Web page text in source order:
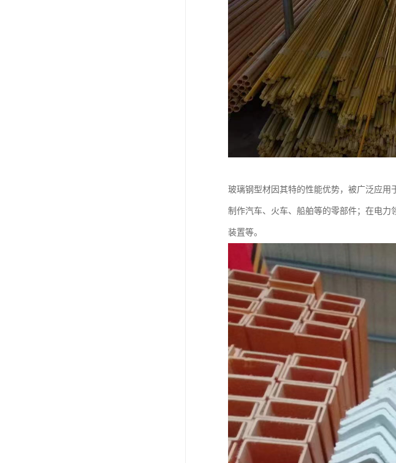
玻璃钢型材因其特的性能优势，被广泛应
制作汽车、火车、船舶等的零部件；在电
装置等。